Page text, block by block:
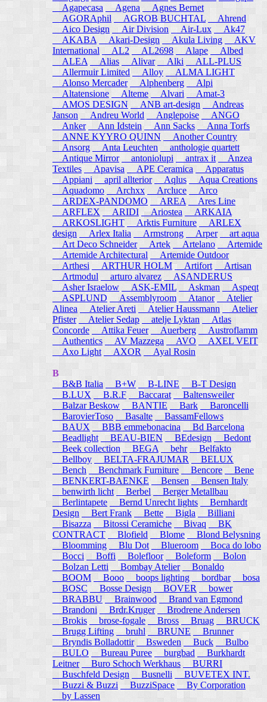
Agapecasa
Agena
Agnes Bernet
AGORAphil
AGROB BUCHTAL
Ahrend
Aico Design
Air Division Air-Lux
Ak47
AKABA
Akari-Design Akula Living
AKV
International
AL2 AL2698 Alape
Albed
ALEA
Alias Alivar Alki
ALL-PLUS
Allermuir Limited
Alloy
ALMA LIGHT
Alonso Mercader
Alphenberg
Alpi
Altatensione
Alteme Alvari
Amat-3
AMOS DESIGN
ANB art-design
Andreas
Janson
Andreu World Anglepoise
ANGO
Anker
Ann Idstein Ann Sacks
Anna Torfs
ANNE KYYRO QUINN
Another Country
Ansorg
Anta Leuchten
anthologie quartett
Antique Mirror
antoniolupi antrax it
Anzea
Textiles
Apavisa APE Ceramica
Apparatus
Appiani
april allterior Aqlus Aqua Creations
Aquadomo
Archxx Arcluce
Arco
ARDEX-PANDOMO
AREA
Ares Line
ARFLEX
ARIDI Ariostea
ARKAIA
ARKOSLIGHT
Arktis Furniture
ARLEX
design
Arlex Italia Armstrong Arper
art aqua
Art Deco Schneider
Artek Artelano
Artemide
Artemide Architectural
Artemide Outdoor
Arthesi
ARTHUR HOLM Artifort
Artisan
Artmodul
arturo alvarez
ASANDERUS
Asher Israelow
ASK-EMIL Askman
Aspeqt
ASPLUND
Assemblyroom Atanor
Atelier
Alinea
Atelier Areti Atelier Haussmann
Atelier
Pfister
Atelier Sedap atelje Lyktan
Atlas
Concorde
Attika Feuer Auerberg
Austroflamm
Authentics
AV Mazzega AVO
AXEL VEIT
Axo Light
AXOR Ayal Rosin
B
B&B Italia
B+W B-LINE
B-T Design
B.LUX
B.R.F Baccarat
Baltensweiler
Balzar Beskow
BANTIE Bark
Baroncelli
BarovierToso
Basalte
BassamFellows
BAUX
BBB emmebonacina
Bd Barcelona
Beadlight
BEAU-BIEN BEdesign
Bedont
Beek collection
BEGA behr
Belfakto
Bellboy
BELTA-FRAJUMAR
BELUX
Bench
Benchmark Furniture Bencore
Bene
BENKERT-BAENKE
Bensen
Bensen Italy
benwirth licht
Berbel
Berger Metallbau
Berlintapete
Bernd Unrecht lights
Bernhardt
Design
Bert Frank Bette Bigla
Billiani
Bisazza
Bitossi Ceramiche Bivaq
BK
CONTRACT
Blofield Blome Blond Belysning
Bloomming
Blu Dot Blueroom
Boca do lobo
Bocci
Boffi Bolefloor Boleform
Bolon
Bolzan Letti
Bombay Atelier
Bonaldo
BOOM
Booo boops lighting bordbar
bosa
BOSC
Bosse Design BOVER
bower
BRABBU
Brainwood
Brand van Egmond
Brandoni
Brdr.Kruger
Brodrene Andersen
Brokis
brose-fogale Bross Bruag
BRUCK
Brugg Lifting
bruhl BRUNE
Brunner
Bryndis Bolladottir
Bsweden Buck
Bulbo
BULO
Bureau Puree burgbad
Burkhardt
Leitner
Buro Schoch Werkhaus
BURRI
Buschfeld Design
Busnelli
BUVETEX INT.
Buzzi & Buzzi
BuzziSpace By Corporation
by Lassen